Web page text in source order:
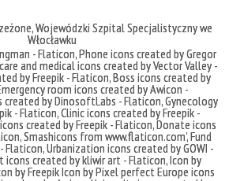
Wojewódzki Szpital Specjalistyczny we
Włocławku
- Flaticon,Phone icons created by Gregor
and medical icons created by Vector Valley -
by Freepik - Flaticon,Boss icons created by
room icons created by Awicon -
by DinosoftLabs - Flaticon,Gynecology
- Flaticon,Clinic icons created by Freepik -
created by Freepik - Flaticon,Donate icons
,Smashicons from www.flaticon.com',Fund
Flaticon,Urbanization icons created by GOWI -
icons created by kliwir art - Flaticon,Icon by
by FreepikIcon by Pixel perfect Europe icons